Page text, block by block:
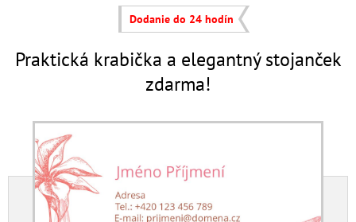
Dodanie do 24 hodín
Praktická krabička a elegantný stojanček
zdarma!